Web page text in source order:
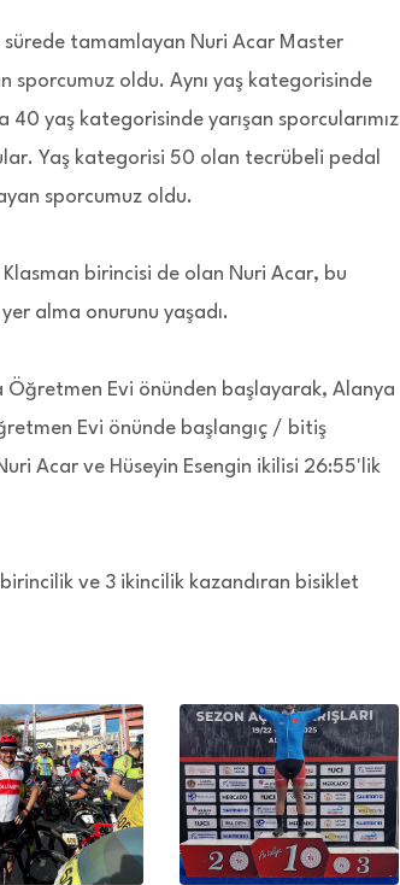
sürede tamamlayan Nuri Acar Master
sporcumuz oldu. Aynı yaş kategorisinde
40 yaş kategorisinde yarışan sporcularımız
Yaş kategorisi 50 olan tecrübeli pedal
sporcumuz oldu.
birincisi de olan Nuri Acar, bu
alma onurunu yaşadı.
Öğretmen Evi önünden başlayarak, Alanya
Evi önünde başlangıç / bitiş
Acar ve Hüseyin Esengin ikilisi 26:55'lik
ve 3 ikincilik kazandıran bisiklet